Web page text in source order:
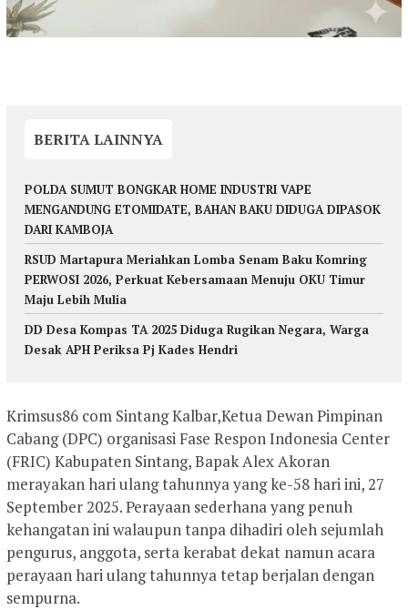
BERITA LAINNYA
POLDA SUMUT BONGKAR HOME INDUSTRI VAPE
MENGANDUNG ETOMIDATE, BAHAN BAKU DIDUGA DIPASOK
DARI KAMBOJA
RSUD Martapura Meriahkan Lomba Senam Baku Komring
PERWOSI 2026, Perkuat Kebersamaan Menuju OKU Timur
Maju Lebih Mulia
DD Desa Kompas TA 2025 Diduga Rugikan Negara, Warga
Desak APH Periksa Pj Kades Hendri
Krimsus86 com Sintang Kalbar,Ketua Dewan Pimpinan
Cabang (DPC) organisasi Fase Respon Indonesia Center
(FRIC) Kabupaten Sintang, Bapak Alex Akoran
merayakan hari ulang tahunnya yang ke-58 hari ini, 27
September 2025. Perayaan sederhana yang penuh
kehangatan ini walaupun tanpa dihadiri oleh sejumlah
pengurus, anggota, serta kerabat dekat namun acara
perayaan hari ulang tahunnya tetap berjalan dengan
sempurna.